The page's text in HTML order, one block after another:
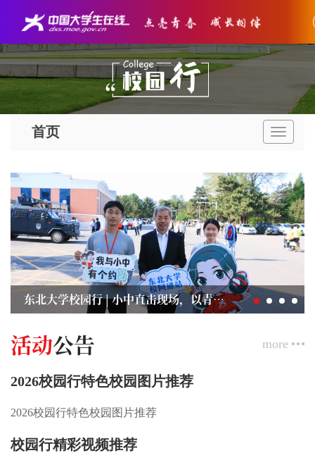
导
航
首页
东北大学校园行 | 小中直击现场，以青春之名，赴赛场之约
活动公告 more
2026校园行特色校园图片推荐
2026校园行特色校园图片推荐
校园行精彩视频推荐